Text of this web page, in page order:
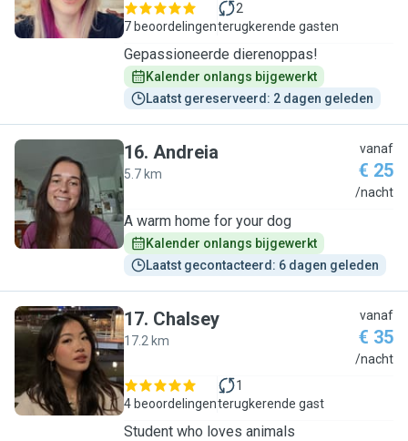
7 beoordelingen
2
terugkerende gasten
Gepassioneerde dierenoppas!
Kalender onlangs bijgewerkt
Laatst gereserveerd: 2 dagen geleden
A
16. Andreia
5.7 km
vanaf
€ 25
/nacht
A warm home for your dog
Kalender onlangs bijgewerkt
Laatst gecontacteerd: 6 dagen geleden
C
17. Chalsey
17.2 km
vanaf
€ 35
/nacht
4 beoordelingen
1
terugkerende gast
Student who loves animals